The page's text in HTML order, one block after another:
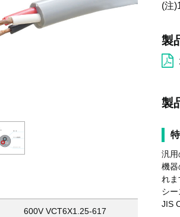
600V VCT6X1.25-617
(注
製
製
汎
機
れま
シ
JIS